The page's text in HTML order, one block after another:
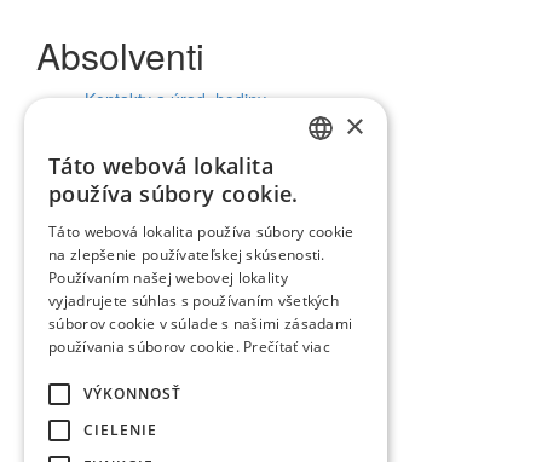
Absolventi
Kontakty a úrad. hodiny
Verejnosť a médiá
Kalendár udalostí
Univerzitný magazín
Zverejňovanie údajov
Aktuality a oznamy
Ochrana osobných údajov (GDPR)
Vyhlásenie o prístupnosti
Vyhľadávanie
Youtube
×
Táto webová lokalita
používa súbory cookie.
Táto webová lokalita používa súbory cookie
na zlepšenie používateľskej skúsenosti.
Používaním našej webovej lokality
vyjadrujete súhlas s používaním všetkých
súborov cookie v súlade s našimi zásadami
používania súborov cookie. Prečítať viac
VÝKONNOSŤ
CIELENIE